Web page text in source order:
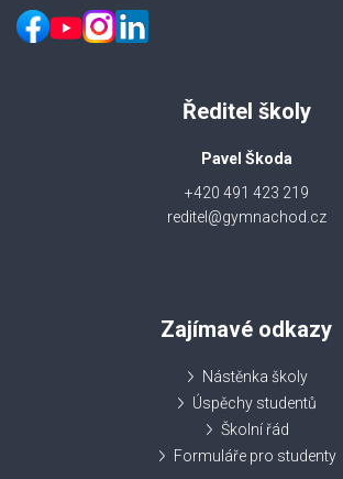
Ředitel školy
Pavel Škoda
+420 491 423 219
reditel@gymnachod.cz
Zajímavé odkazy
Nástěnka školy
Úspěchy studentů
Školní řád
Formuláře pro studenty